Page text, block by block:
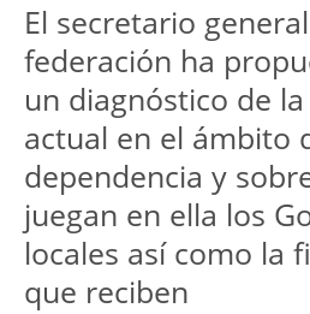
El secretario
federación ha
un diagnóstico de
actual en el ámbito
dependencia y
juegan en ella los
locales así como la
que reciben